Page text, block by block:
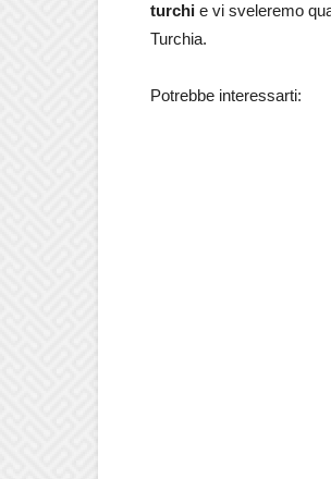
turchi e vi sveleremo
Turchia.
Potrebbe interessarti: